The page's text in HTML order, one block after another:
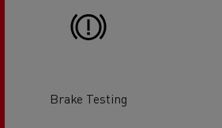
Brake Testing